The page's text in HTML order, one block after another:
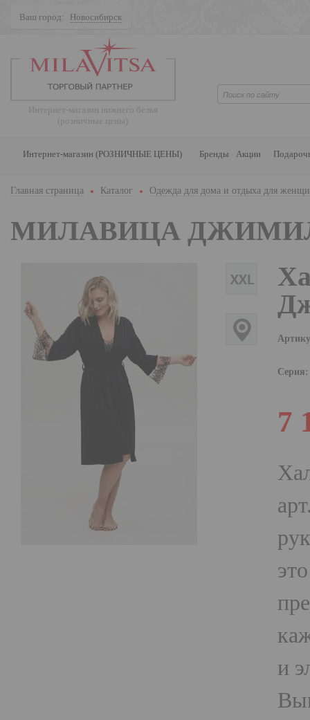
Ваш город: Новосибирск
Интернет-магазин нижнего белья
(розничные цены)
Интернет-магазин (РОЗНИЧНЫЕ ЦЕНЫ) Бренды Акции
Главная страница Каталог Одежда для дома и отдыха для
МИЛАВИЦА
Серия:
7
и